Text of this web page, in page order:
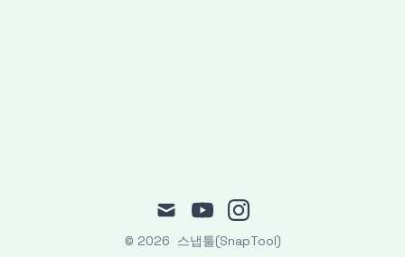
mail youtubeinstagram
© 2026 스냅툴(SnapTool)